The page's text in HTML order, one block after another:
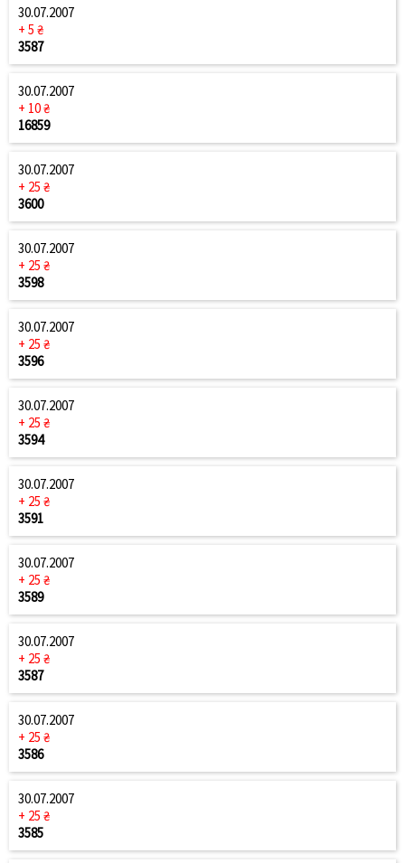
30.07.2007
+ 5 ₴
3587
30.07.2007
+ 10 ₴
16859
30.07.2007
+ 25 ₴
3600
30.07.2007
+ 25 ₴
3598
30.07.2007
+ 25 ₴
3596
30.07.2007
+ 25 ₴
3594
30.07.2007
+ 25 ₴
3591
30.07.2007
+ 25 ₴
3589
30.07.2007
+ 25 ₴
3587
30.07.2007
+ 25 ₴
3586
30.07.2007
+ 25 ₴
3585